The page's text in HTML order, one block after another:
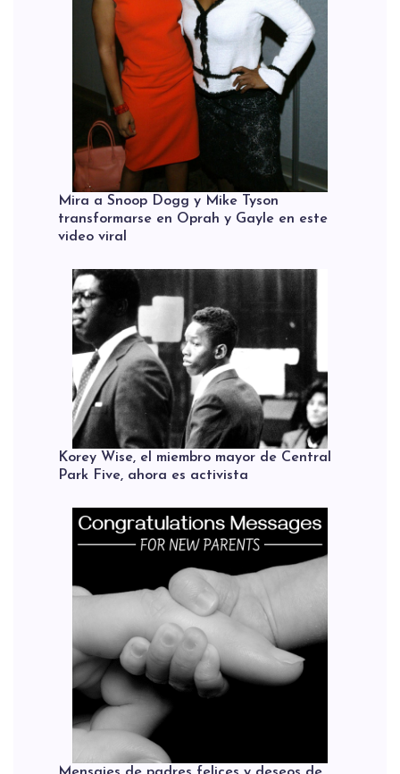
Mira a Snoop Dogg y Mike Tyson
transformarse en Oprah y Gayle en este
video viral
Korey Wise, el miembro mayor de Central
Park Five, ahora es activista